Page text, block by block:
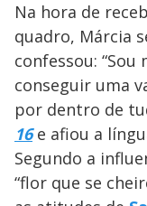
Na hora de
quadro, Márcia
confessou: “Sou
conseguir uma
por dentro de
16e afiou a
Segundo a
“flor que se